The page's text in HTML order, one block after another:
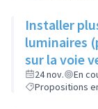
Installer
luminaires
sur la voie
et la rue de
24 nov.
En
Propositions